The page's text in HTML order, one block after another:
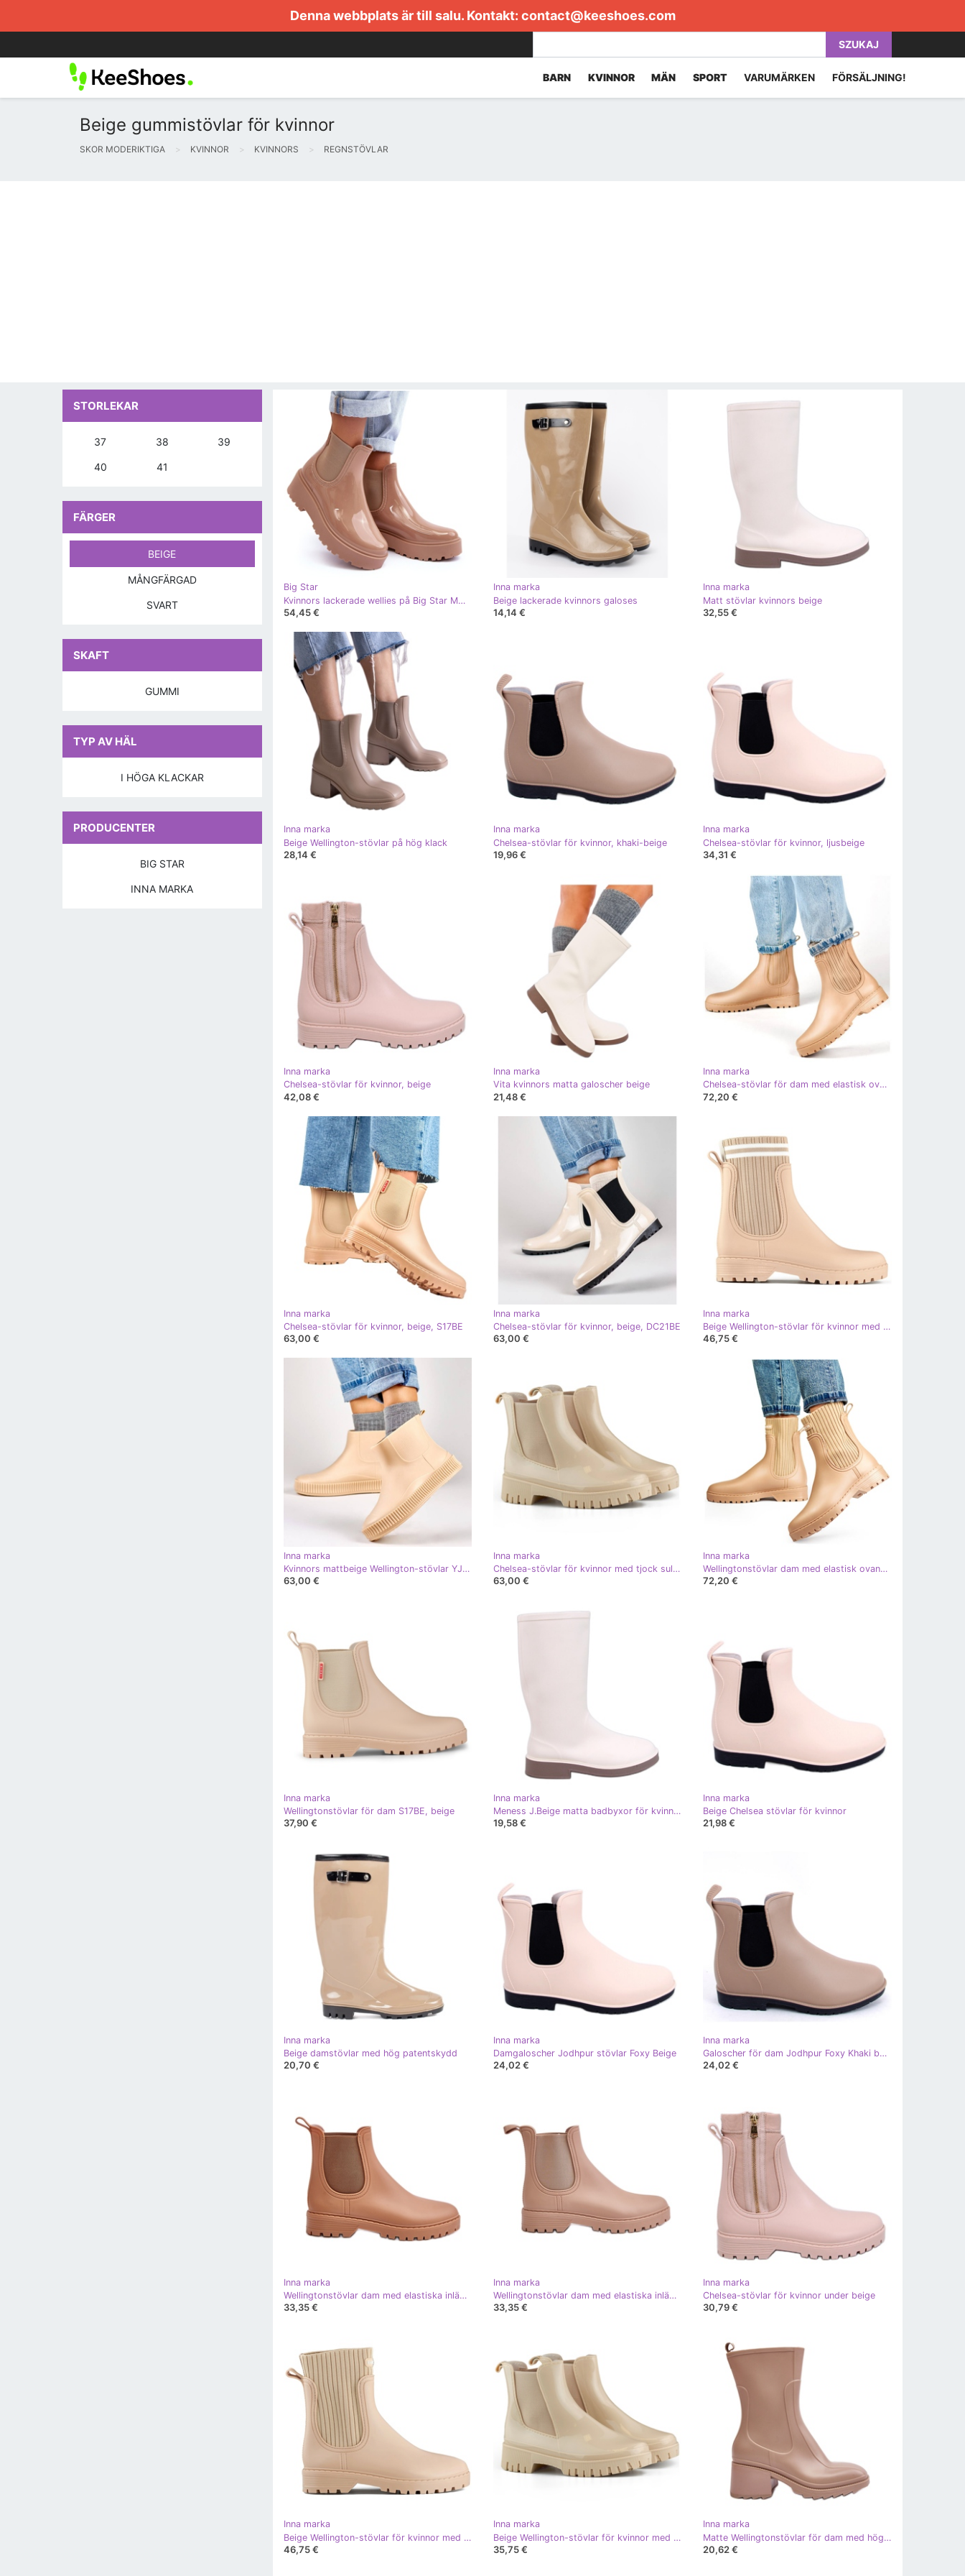
Denna webbplats är till salu. Kontakt: contact@keeshoes.com
SZUKAJ
BARN KVINNOR MÄN SPORT VARUMÄRKEN FÖRSÄLJNING!
Beige gummistövlar för kvinnor
SKOR MODERIKTIGA KVINNOR KVINNORS REGNSTÖVLAR
Big Star
Kvinnors lackerade wellies på Big Star MM274396 Beige Platform
54,45 €
Inna marka
Beige lackerade kvinnors galoses
14,14 €
Inna marka
Matt stövlar kvinnors beige
32,55 €
Inna marka
Beige Wellington-stövlar på hög klack
28,14 €
Inna marka
Chelsea-stövlar för kvinnor, khaki-beige
19,96 €
Inna marka
Chelsea-stövlar för kvinnor, ljusbeige
34,31 €
Inna marka
Chelsea-stövlar för kvinnor, beige
42,08 €
Inna marka
Vita kvinnors matta galoscher beige
21,48 €
Inna marka
Chelsea-stövlar för dam med elastisk ovandel och strumpa, beige S27BE
72,20 €
Inna marka
Chelsea-stövlar för kvinnor, beige, S17BE
63,00 €
Inna marka
Chelsea-stövlar för kvinnor, beige, DC21BE
63,00 €
Inna marka
Beige Wellington-stövlar för kvinnor med en ovandel i elastisk strumpa
46,75 €
Inna marka
Kvinnors mattbeige Wellington-stövlar YJ-7-2BE
63,00 €
Inna marka
Chelsea-stövlar för kvinnor med tjock sula, beige YX227-2BE
63,00 €
Inna marka
Wellingtonstövlar dam med elastisk ovandel och strumpa, beige S23BE
72,20 €
Inna marka
Wellingtonstövlar för dam S17BE, beige
37,90 €
Inna marka
Meness J.Beige matta badbyxor för kvinnor
19,58 €
Inna marka
Beige Chelsea stövlar för kvinnor
21,98 €
Inna marka
Beige damstövlar med hög patentskydd
20,70 €
Inna marka
Damgaloscher Jodhpur stövlar Foxy Beige
24,02 €
Inna marka
Galoscher för dam Jodhpur Foxy Khaki beige
24,02 €
Inna marka
Wellingtonstövlar dam med elastiska inlägg, brun Ciariel beige
33,35 €
Inna marka
Wellingtonstövlar dam med elastiska inlägg, Beige Ciariel
33,35 €
Inna marka
Chelsea-stövlar för kvinnor under beige
30,79 €
Inna marka
Beige Wellington-stövlar för kvinnor med en ovandel i elastisk strumpa
46,75 €
Inna marka
Beige Wellington-stövlar för kvinnor med tjock sula
35,75 €
Inna marka
Matte Wellingtonstövlar för dam med höga klackar, beige Bertaida
20,62 €
STORLEKAR
37 38 39
40 41
FÄRGER
BEIGE
MÅNGFÄRGAD
SVART
SKAFT
GUMMI
TYP AV HÄL
I HÖGA KLACKAR
PRODUCENTER
BIG STAR
INNA MARKA